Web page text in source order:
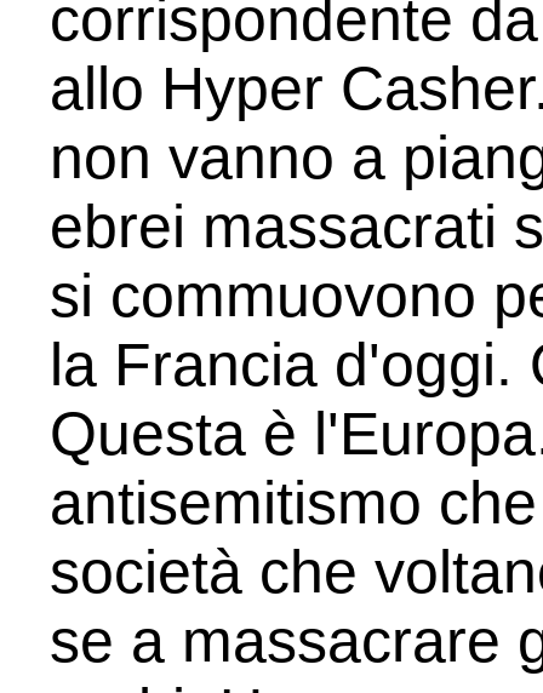
corrispondente
allo Hyper
non vanno a
ebrei massacrati
si commuovono
la Francia d'oggi.
Questa è
antisemitismo
società che
se a massacrare